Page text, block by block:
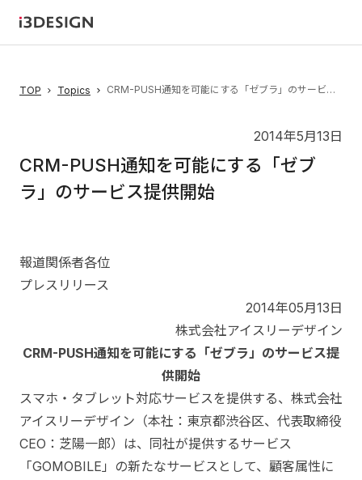
TOP Topics CRM-PUSH通知を可能にする「ゼブラ」のサービス提供開始
2014年5月13日
CRM-PUSH通知を可能にする「ゼブ
ラ」のサービス提供開始
報道関係者各位
プレスリリース
2014年05月13日
株式会社アイスリーデザイン
CRM-PUSH通知を可能にする「ゼブラ」のサービス提
供開始
スマホ・タブレット対応サービスを提供する、株式会社
アイスリーデザイン（本社：東京都渋谷区、代表取締役
CEO：芝陽一郎）は、同社が提供するサービス
「GOMOBILE」の新たなサービスとして、顧客属性に